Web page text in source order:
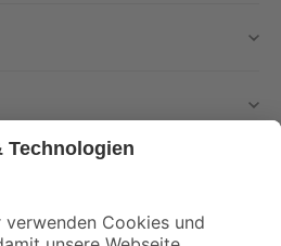
und Aktionen mehr verpassen!